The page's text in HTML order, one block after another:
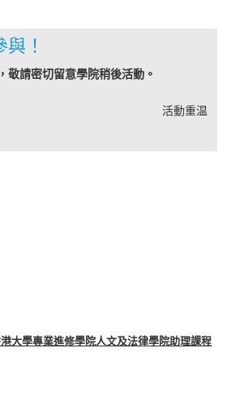
！
敬請密切留意學院稍後活動。
活動重温
大學專業進修學院人文及法律學院助理課程